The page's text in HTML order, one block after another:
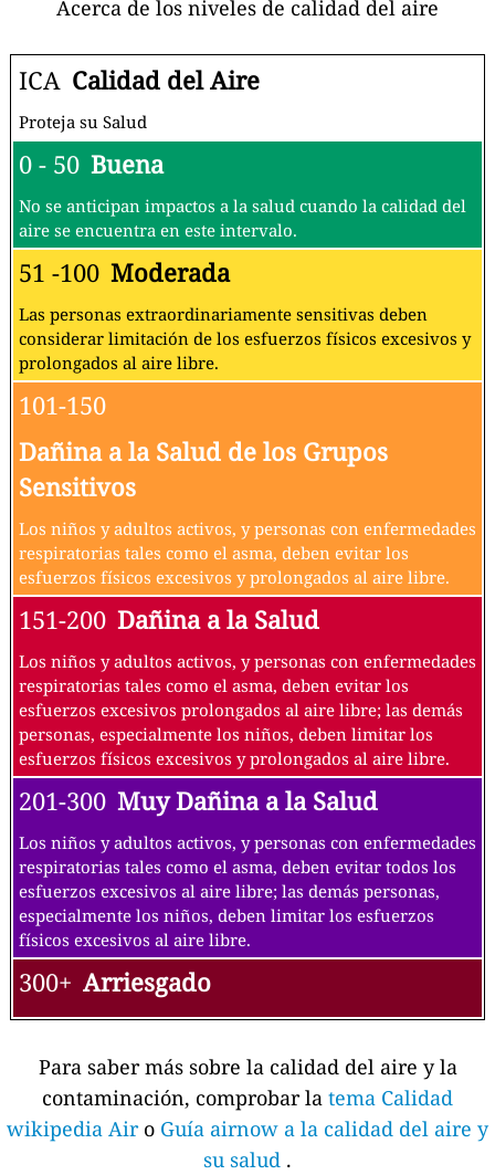
Acerca de los niveles de calidad del aire
ICA Calidad del Aire
Proteja su Salud
0 - 50 Buena
No se anticipan impactos a la salud cuando la calidad del
aire se encuentra en este intervalo.
51 -100 Moderada
Las personas extraordinariamente sensitivas deben
considerar limitación de los esfuerzos físicos excesivos y
prolongados al aire libre.
101-150
Dañina a la Salud de los Grupos
Sensitivos
Los niños y adultos activos, y personas con enfermedades
respiratorias tales como el asma, deben evitar los
esfuerzos físicos excesivos y prolongados al aire libre.
151-200 Dañina a la Salud
Los niños y adultos activos, y personas con enfermedades
respiratorias tales como el asma, deben evitar los
esfuerzos excesivos prolongados al aire libre; las demás
personas, especialmente los niños, deben limitar los
esfuerzos físicos excesivos y prolongados al aire libre.
201-300 Muy Dañina a la Salud
Los niños y adultos activos, y personas con enfermedades
respiratorias tales como el asma, deben evitar todos los
esfuerzos excesivos al aire libre; las demás personas,
especialmente los niños, deben limitar los esfuerzos
físicos excesivos al aire libre.
300+ Arriesgado
Para saber más sobre la calidad del aire y la
contaminación, comprobar la tema Calidad
wikipedia Air o Guía airnow a la calidad del aire y
su salud .